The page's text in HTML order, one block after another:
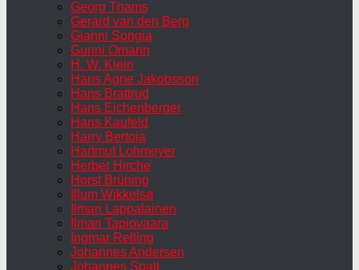
Georg Thams
Gerard van den Berg
Gianni Songia
Gunni Omann
H. W. Klein
Hans Agne Jakobsson
Hans Brattrud
Hans Eichenberger
Hans Kaufeld
Harry Bertoia
Hartmut Lohmeyer
Herber Hirche
Horst Brüning
Illum Wikkelsø
Ilmari Lappalainen
Ilmari Tapiovaara
Ingmar Relling
Johannes Andersen
Johannes Spalt